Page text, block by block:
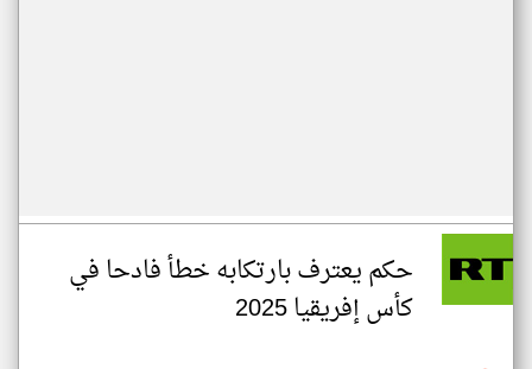
حكم يعترف بارتكابه خطأ فادحا في
كأس إفريقيا 2025